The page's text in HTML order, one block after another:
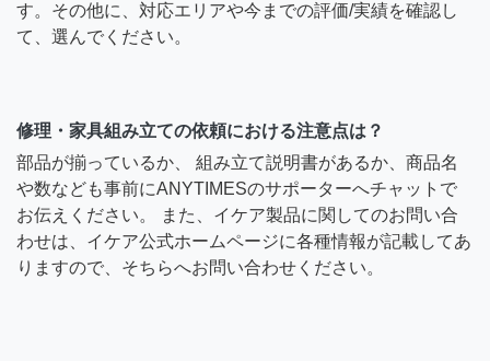
す。その他に、対応エリアや今までの評価/実績を確認し
て、選んでください。
修理・家具組み立ての依頼における注意点は？
部品が揃っているか、 組み立て説明書があるか、商品名
や数なども事前にANYTIMESのサポーターへチャットで
お伝えください。 また、イケア製品に関してのお問い合
わせは、イケア公式ホームページに各種情報が記載してあ
りますので、そちらへお問い合わせください。